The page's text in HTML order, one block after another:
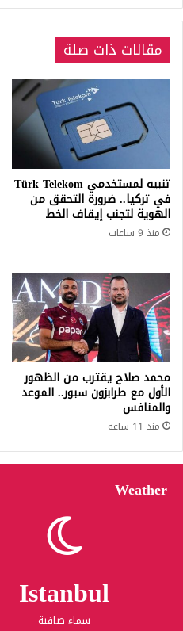
مقالات ذات صلة
تنبيه لمستخدمي Türk Telekom
في تركيا.. ضرورة التحقق من
الهوية لتجنب إيقاف الخط
منذ 9 ساعات
محمد صلاح يقترب من الظهور
الأول مع طرابزون سبور.. الموعد
والمنافس
منذ 11 ساعة
Weather
Istanbul
سماء صافية